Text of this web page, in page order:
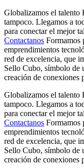
Globalizamos el talento
tampoco. Llegamos a
para conectar el mejor
Contactanos Formamos
emprendimientos
red de excelencia, que
Sello Cubo, símbolo de
creación de conexiones
Globalizamos el talento
tampoco. Llegamos a
para conectar el mejor
Contactanos Formamos
emprendimientos
red de excelencia, que
Sello Cubo, símbolo de
creación de conexiones